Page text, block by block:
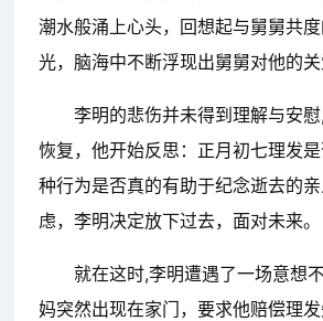
潮水般涌上心头，回想起与舅舅共
光，脑海中不断浮现出舅舅对他的关
李明的悲伤并未得到理解与安
恢复，他开始反思：正月初七理发
种行为是否真的有助于纪念逝去的
虑，李明决定放下过去，面对未来。
就在这时,李明遭遇了一场意
妈突然出现在家门，要求他赔偿理